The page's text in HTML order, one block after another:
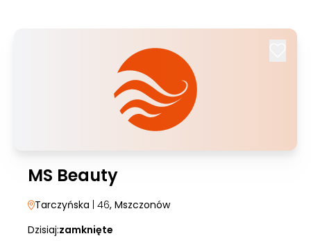
MS Beauty
Tarczyńska | 46, Mszczonów
Dzisiaj:zamknięte